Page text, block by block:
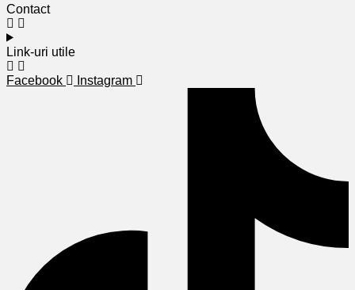
Contact
Link-uri utile
Facebook Instagram